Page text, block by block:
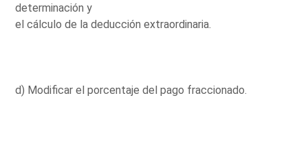
determinación y
el cálculo de la deducción extraordinaria.
d) Modificar el porcentaje del pago fraccionado.